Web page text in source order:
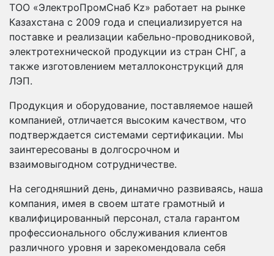
ТОО «ЭлектроПромСнаб Kz» работает на рынке
Казахстана с 2009 года и специализируется на
поставке и реализации кабельно-проводниковой,
электротехнической продукции из стран СНГ, а
также изготовлением металлоконструкций для
ЛЭП.
Продукция и оборудование, поставляемое нашей
компанией, отличается высоким качеством, что
подтверждается системами сертификации. Мы
заинтересованы в долгосрочном и
взаимовыгодном сотрудничестве.
На сегодняшний день, динамично развиваясь, наша
компания, имея в своем штате грамотный и
квалифицированный персонал, стала гарантом
профессионального обслуживания клиентов
различного уровня и зарекомендовала себя